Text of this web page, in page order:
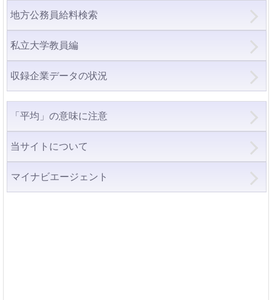
地方公務員給料検索
私立大学教員編
収録企業データの状況
「平均」の意味に注意
当サイトについて
マイナビエージェント